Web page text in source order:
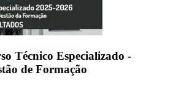
Técnico Especializado -
de Formação